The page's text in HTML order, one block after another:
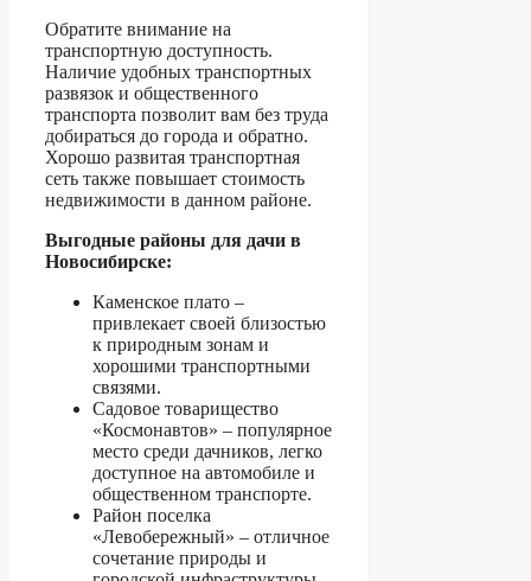
Обратите внимание на
транспортную доступность.
Наличие удобных транспортных
развязок и общественного
транспорта позволит вам без труда
добираться до города и обратно.
Хорошо развитая транспортная
сеть также повышает стоимость
недвижимости в данном районе.
Выгодные районы для дачи в
Новосибирске:
Каменское плато –
привлекает своей близостью
к природным зонам и
хорошими транспортными
связями.
Садовое товарищество
«Космонавтов» – популярное
место среди дачников, легко
доступное на автомобиле и
общественном транспорте.
Район поселка
«Левобережный» – отличное
сочетание природы и